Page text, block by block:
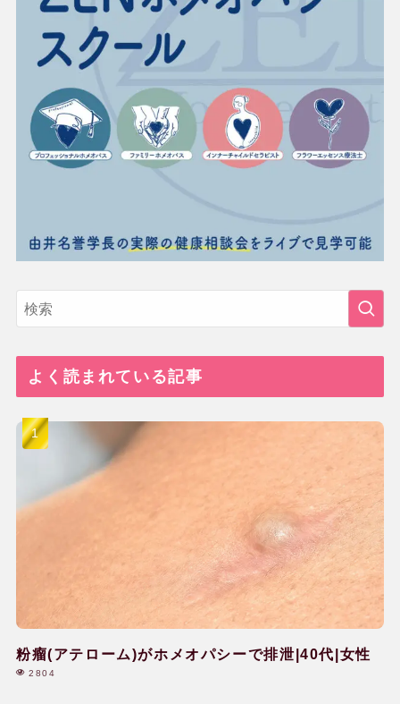
読み物
よくある質問
レメディー辞典
関連リンク
よく読まれている記事
粉瘤(アテローム)がホメオパシーで排泄|40代|女性
2804